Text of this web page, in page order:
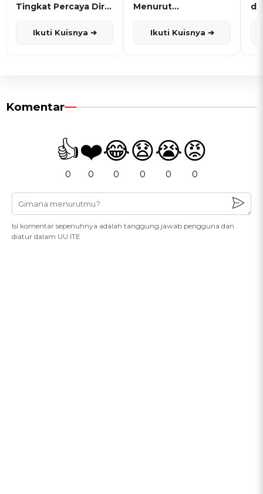
Tingkat Percaya Diri
Ikuti Kuisnya ➔
Menurut
Ikuti Kuisnya ➔
Komentar
👍
0
❤️
0
😂
0
😧
0
😭
0
😡
0
Isi komentar sepenuhnya adalah tanggung jawab pengguna dan
diatur dalam UU ITE